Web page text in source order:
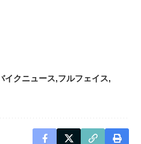
イクニュース フルフェイス